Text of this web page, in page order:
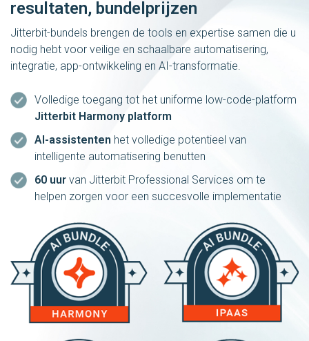
resultaten, bundelprijzen
Jitterbit-bundels brengen de tools en expertise samen die u
nodig hebt voor veilige en schaalbare automatisering,
integratie, app-ontwikkeling en AI-transformatie.
Volledige toegang tot het uniforme low-code-platform
Jitterbit Harmony platform
AI-assistenten het volledige potentieel van
intelligente automatisering benutten
60 uur van Jitterbit Professional Services om te
helpen zorgen voor een succesvolle implementatie